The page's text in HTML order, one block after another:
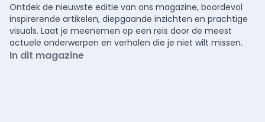
Ontdek de nieuwste editie van ons magazine, boordevol
inspirerende artikelen, diepgaande inzichten en prachtige
visuals. Laat je meenemen op een reis door de meest
actuele onderwerpen en verhalen die je niet wilt missen.
In dit magazine